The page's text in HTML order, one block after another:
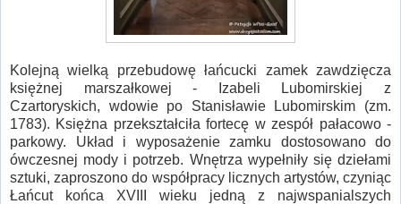
Kolejną wielką przebudowę łańcucki zamek zawdzięcza
księżnej marszałkowej - Izabeli Lubomirskiej z
Czartoryskich, wdowie po Stanisławie Lubomirskim (zm.
1783). Księżna przekształciła fortecę w zespół pałacowo -
parkowy. Układ i wyposażenie zamku dostosowano do
ówczesnej mody i potrzeb. Wnętrza wypełniły się dziełami
sztuki, zaproszono do współpracy licznych artystów, czyniąc
Łańcut końca XVIII wieku jedną z najwspanialszych